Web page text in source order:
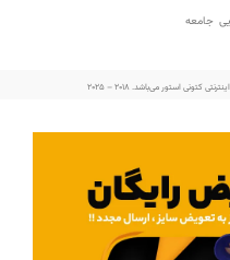
جامعه
استور می‌باشد. 2018 – 2025